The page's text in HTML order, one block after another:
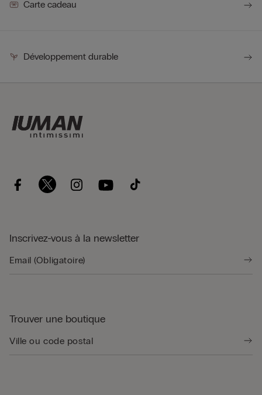
Carte cadeau
Développement durable
Inscrivez-vous à la newsletter
Trouver une boutique